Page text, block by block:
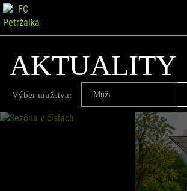
AKTUALITY
Výber mužstva: Muži